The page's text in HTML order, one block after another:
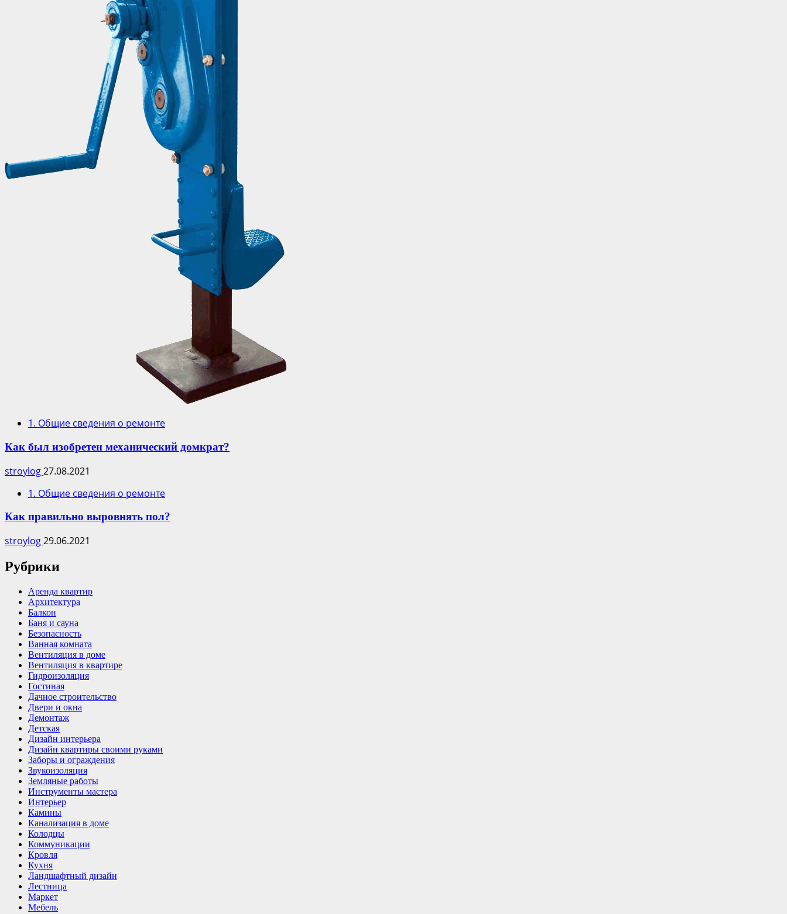
1. Общие сведения о ремонте
Как был изобретен механический домкрат?
stroylog27.08.2021
1. Общие сведения о ремонте
Как правильно выровнять пол?
stroylog29.06.2021
Рубрики
Аренда квартир
Архитектура
Балкон
Баня и сауна
Безопасность
Ванная комната
Вентиляция в доме
Вентиляция в квартире
Гидроизоляция
Гостиная
Дачное строительство
Двери и окна
Демонтаж
Детская
Дизайн интерьера
Дизайн квартиры своими руками
Заборы и ограждения
Звукоизоляция
Земляные работы
Инструменты мастера
Интерьер
Камины
Канализация в доме
Колодцы
Коммуникации
Кровля
Кухня
Ландшафтный дизайн
Лестница
Маркет
Мебель